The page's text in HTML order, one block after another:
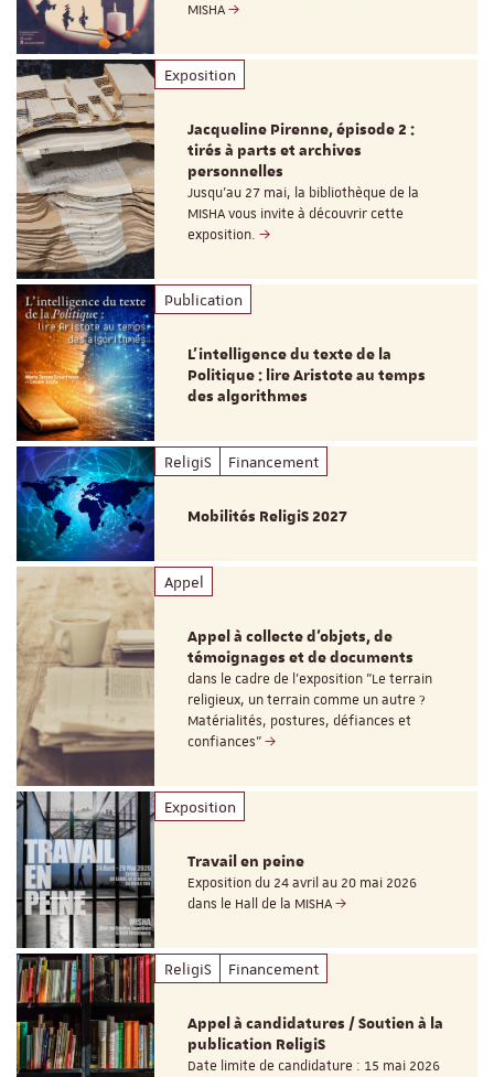
MISHA
Exposition
Jacqueline Pirenne, épisode 2 :
tirés à parts et archives
personnelles
Jusqu’au 27 mai, la bibliothèque de la
MISHA vous invite à découvrir cette
exposition.
Publication
L’intelligence du texte de la
Politique : lire Aristote au temps
des algorithmes
ReligiS Financement
Mobilités ReligiS 2027
Appel
Appel à collecte d'objets, de
témoignages et de documents
dans le cadre de l'exposition "Le terrain
religieux, un terrain comme un autre ?
Matérialités, postures, défiances et
confiances"
Exposition
Travail en peine
Exposition du 24 avril au 20 mai 2026
dans le Hall de la MISHA
ReligiS Financement
Appel à candidatures / Soutien à la
publication ReligiS
Date limite de candidature : 15 mai 2026